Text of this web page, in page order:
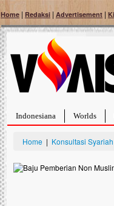
Home | Redaksi | Advertisement |
Indonesiana Worlds
Home | Konsultasi Syariah